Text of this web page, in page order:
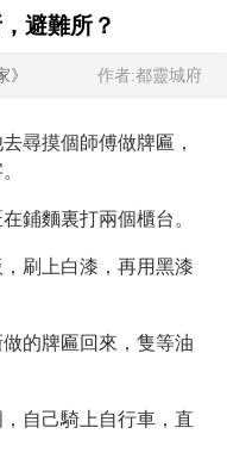
避難所？
作者:都靈城府
尋摸個師傅做牌匾，
鋪麵裏打兩個櫃台。
刷上白漆，再用黑漆
的牌匾回來，隻等油
自己騎上自行車，直